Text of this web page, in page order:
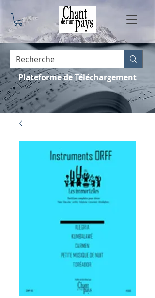
Plateforme de Téléchargement